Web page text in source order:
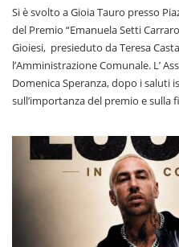
Si è svolto a Gioia Tauro presso
del Premio “Emanuela Setti
Gioiesi, presieduto da Teresa
l’Amministrazione Comunale. L’
Domenica Speranza, dopo i saluti
sull’importanza del premio e